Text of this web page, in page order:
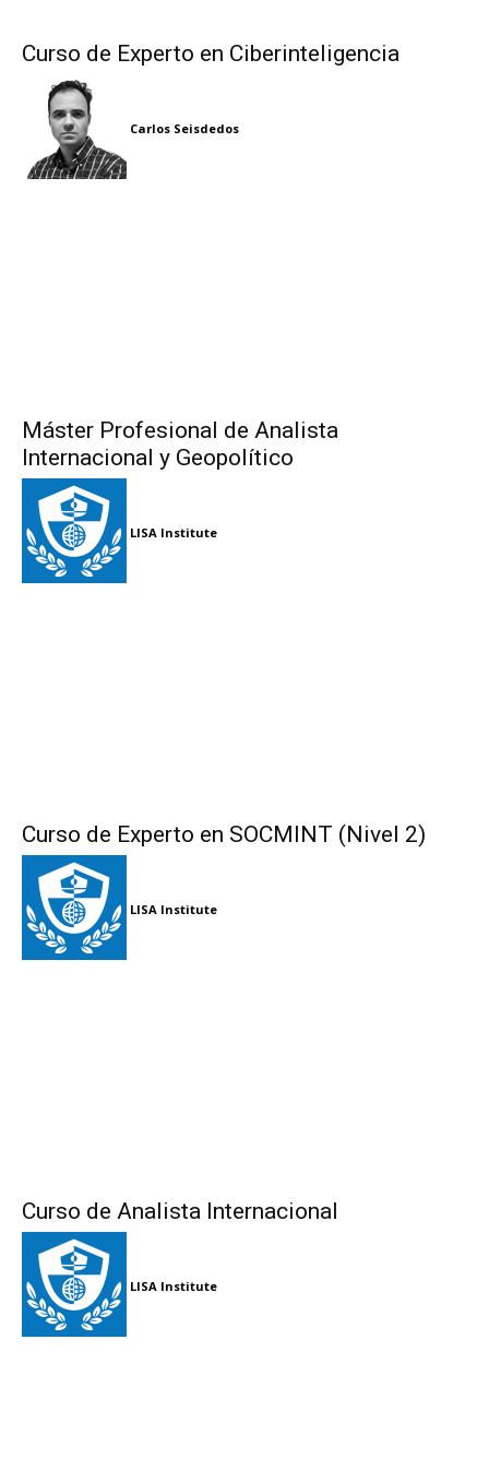
Curso de Experto en Ciberinteligencia
Carlos Seisdedos
Máster Profesional de Analista
Internacional y Geopolítico
LISA Institute
Curso de Experto en SOCMINT (Nivel 2)
LISA Institute
Curso de Analista Internacional
LISA Institute